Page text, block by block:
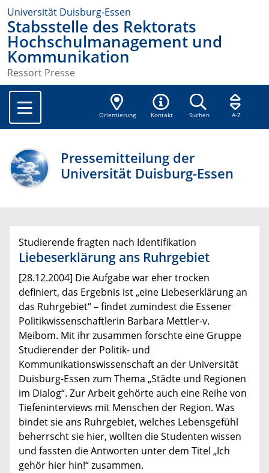
Universität Duisburg-Essen
Stabsstelle des Rektorats
Hochschulmanagement und
Kommunikation
Ressort Presse
Orientierung Kontakt Suchen A-Z
Pressemitteilung der
Universität Duisburg-Essen
Studierende fragten nach Identifikation
Liebeserklärung ans Ruhrgebiet
[28.12.2004] Die Aufgabe war eher trocken
definiert, das Ergebnis ist „eine Liebeserklärung an
das Ruhrgebiet“ – findet zumindest die Essener
Politikwissenschaftlerin Barbara Mettler-v.
Meibom. Mit ihr zusammen forschte eine Gruppe
Studierender der Politik- und
Kommunikationswissenschaft an der Universität
Duisburg-Essen zum Thema „Städte und Regionen
im Dialog“. Zur Arbeit gehörte auch eine Reihe von
Tiefeninterviews mit Menschen der Region. Was
bindet sie ans Ruhrgebiet, welches Lebensgefühl
beherrscht sie hier, wollten die Studenten wissen
und fassten die Antworten unter dem Titel „Ich
gehör hier hin!“ zusammen.